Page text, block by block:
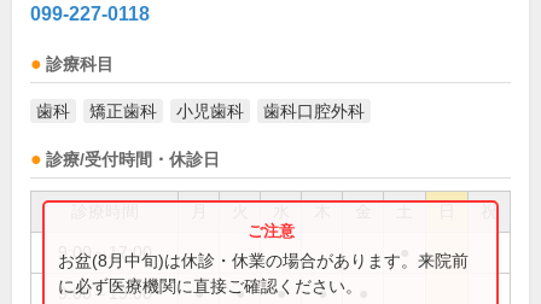
099-227-0118
診療科目
歯科 矯正歯科 小児歯科 歯科口腔外科
診療/受付時間・休診日
祝
9:00～17:00
9:00～19:00 ● ● ● ●
お盆(8月中旬)は休診・休業の場合があります。来院前
に必ず医療機関に直接ご確認ください。